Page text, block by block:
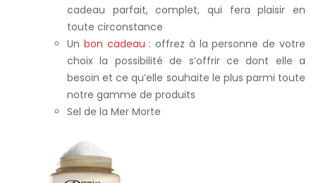
cadeau parfait, complet, qui fera plaisir en
toute circonstance
Un bon cadeau : offrez à la personne de votre
choix la possibilité de s’offrir ce dont elle a
besoin et ce qu’elle souhaite le plus parmi toute
notre gamme de produits
Sel de la Mer Morte